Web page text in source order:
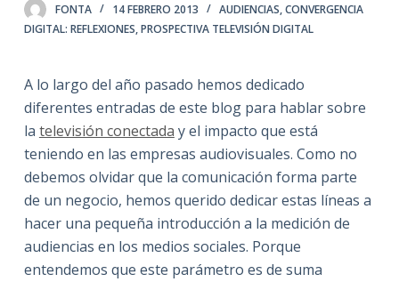
d
FONTA 14 FEBRERO 2013 AUDIENCIAS,CONVERGENCIA
DIGITAL: REFLEXIONES,PROSPECTIVA TELEVISIÓN DIGITAL
A lo largo del año pasado hemos dedicado
diferentes entradas de este blog para hablar sobre
la televisión conectada y el impacto que está
teniendo en las empresas audiovisuales. Como no
debemos olvidar que la comunicación forma parte
de un negocio, hemos querido dedicar estas líneas a
hacer una pequeña introducción a la medición de
audiencias en los medios sociales. Porque
entendemos que este parámetro es de suma